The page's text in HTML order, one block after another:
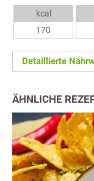
kcal
170
Detaillierte
ÄHNLICHE